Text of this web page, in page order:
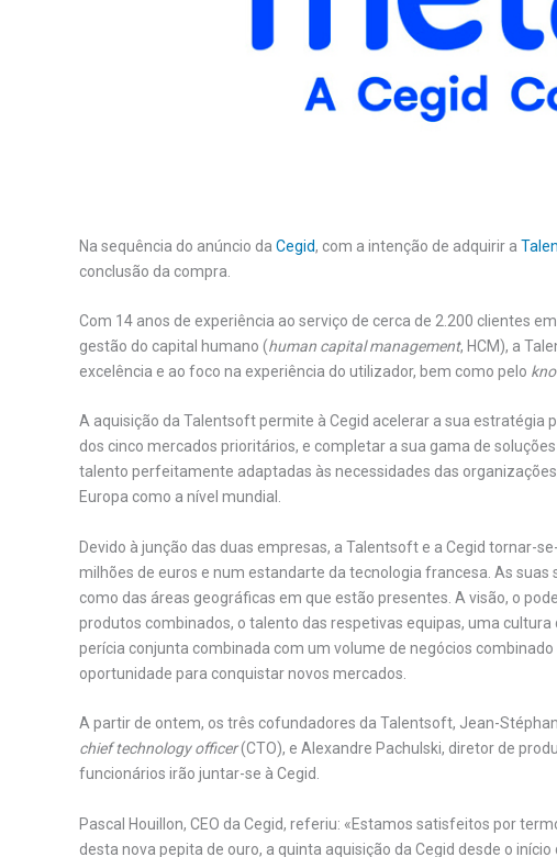
Na sequência do anúncio da Cegid, com a intenção de adquirir a
conclusão da compra.
Com 14 anos de experiência ao serviço de cerca de 2.200 clientes
gestão do capital humano (human capital management, HCM), a
excelência e ao foco na experiência do utilizador, bem como pelo
A aquisição da Talentsoft permite à Cegid acelerar a sua estratégia
dos cinco mercados prioritários, e completar a sua gama de
talento perfeitamente adaptadas às necessidades das
Europa como a nível mundial.
Devido à junção das duas empresas, a Talentsoft e a Cegid tornar-
milhões de euros e num estandarte da tecnologia francesa. As
como das áreas geográficas em que estão presentes. A visão, o
produtos combinados, o talento das respetivas equipas, uma
perícia conjunta combinada com um volume de negócios combinado
oportunidade para conquistar novos mercados.
A partir de ontem, os três cofundadores da Talentsoft, Jean-
chief technology officer(CTO), e Alexandre Pachulski, diretor de
funcionários irão juntar-se à Cegid.
Pascal Houillon, CEO da Cegid, referiu: «Estamos satisfeitos por
desta nova pepita de ouro, a quinta aquisição da Cegid desde o